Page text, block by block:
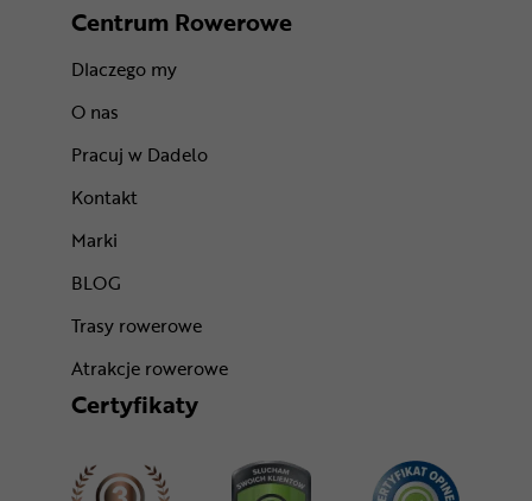
Centrum Rowerowe
Dlaczego my
O nas
Pracuj w Dadelo
Kontakt
Marki
BLOG
Trasy rowerowe
Atrakcje rowerowe
Certyfikaty